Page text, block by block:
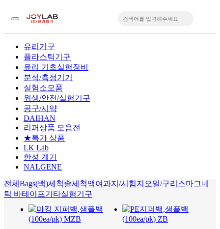
유리기구
플라스틱기구
유리 기초실험장비
분석/측정기기
실험소모품
위생/안전/실험기구
공구/시약
DAIHAN
리퍼상품 모음전
★특가 상품
LK Lab
한성 계기
NALGENE
전체 Bags(백)세척솔세척액여과지/시험지 오일/구리스마그네
틱 바테이프기타실험기구